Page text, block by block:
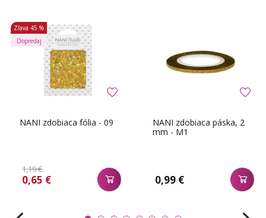
NANI zdobiaca fólia - 09
1,19 €
0,65 €
Zľava 45 %
Dopredaj
NANI zdobiaca páska, 2
mm - M1
0,99 €